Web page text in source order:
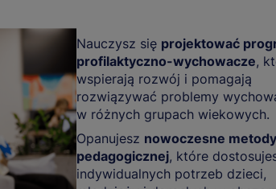
Nauczysz się projektować
profilaktyczno-wychowacze,
wspierają rozwój i pomagają
rozwiązywać problemy
w różnych grupach wiekowych.
Opanujesz nowoczesne
pedagogicznej, które
indywidualnych potrzeb dzieci,